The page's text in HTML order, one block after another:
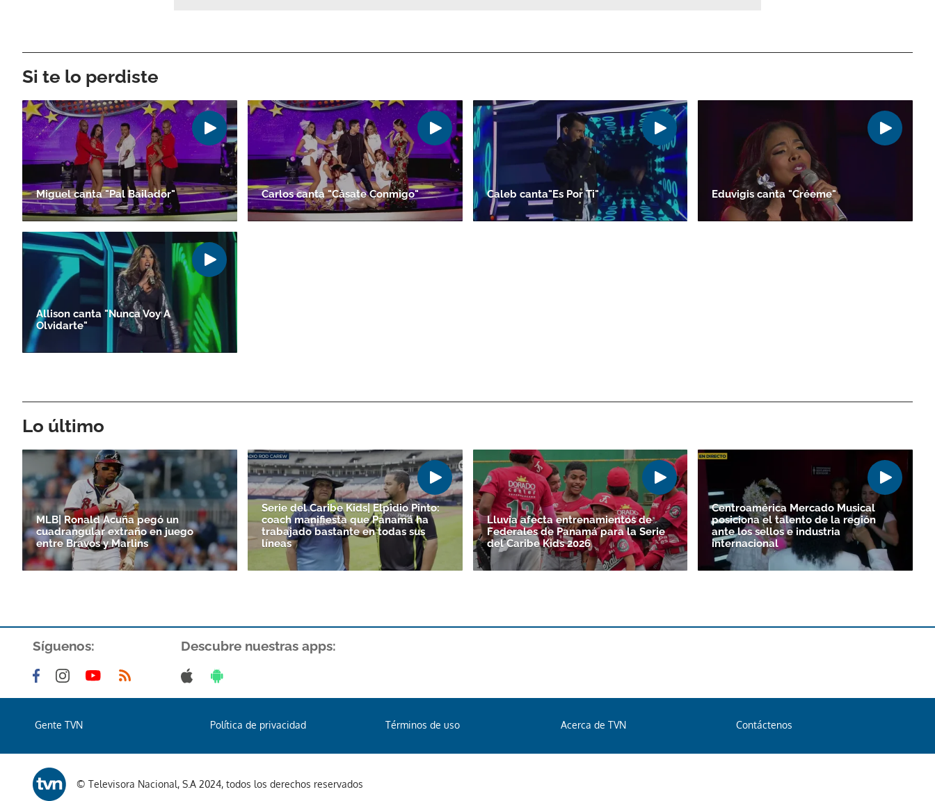
Si te lo perdiste
Miguel canta "Pal Bailador" Carlos canta "Cásate Conmigo" Caleb canta"Es Por Ti" Eduvigis canta "Créeme"
Allison canta "Nunca Voy A
Olvidarte"
Lo último
MLB| Ronald Acuña pegó un
cuadrangular extraño en juego
entre Bravos y Marlins
Serie del Caribe Kids| Elpidio Pinto:
coach manifiesta que Panamá ha
trabajado bastante en todas sus
líneas
Lluvia afecta entrenamientos de
Federales de Panamá para la Serie
del Caribe Kids 2026
Centroamérica Mercado Musical
posiciona el talento de la región
ante los sellos e industria
internacional
Síguenos: Descubre nuestras apps:
Gente TVN Política de privacidad Términos de uso Acerca de TVN Contáctenos
© Televisora Nacional, S.A 2024, todos los derechos reservados